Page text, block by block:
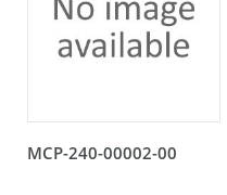
MCP-240-00002-00